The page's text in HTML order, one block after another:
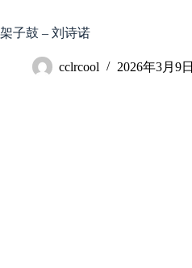
至
内
架子鼓 – 刘诗诺
cclrcool 2026年3月9日